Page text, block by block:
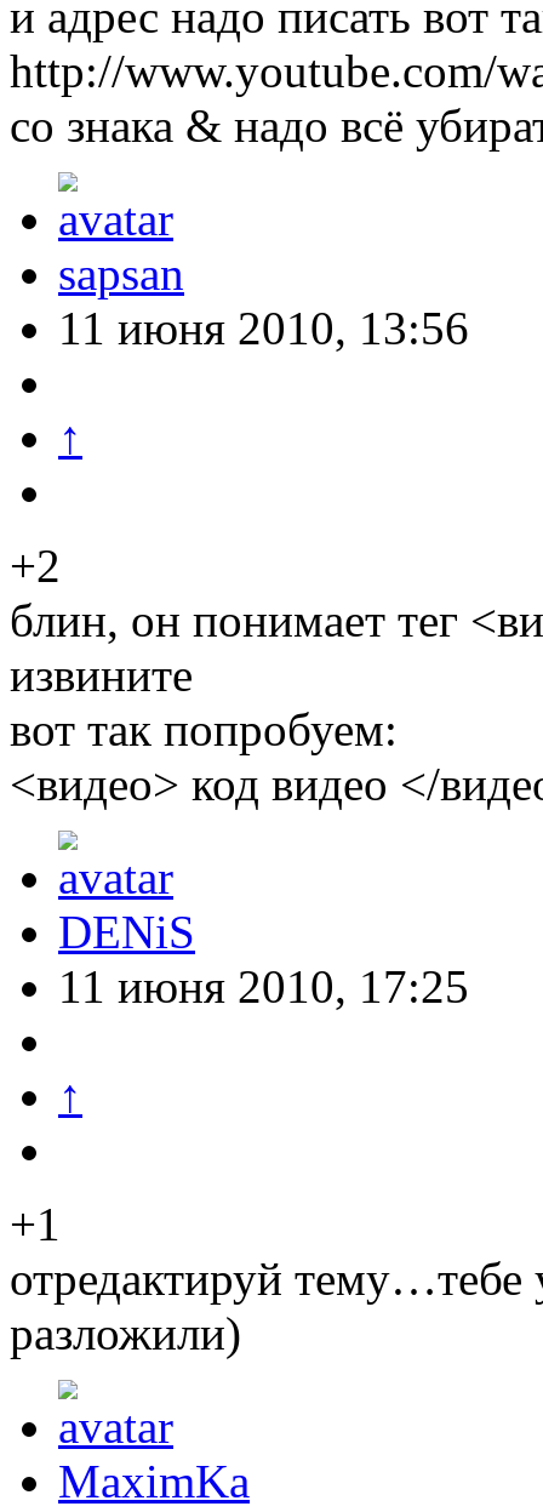
и адрес надо писать вот
http://www.youtube.com/
со знака & надо всё
sapsan
11 июня 2010, 13:56
↑
+2
блин, он понимает тег
извините
вот так попробуем:
<видео> код видео </
DENiS
11 июня 2010, 17:25
↑
+1
отредактируй тему…тебе
разложили)
MaximKa